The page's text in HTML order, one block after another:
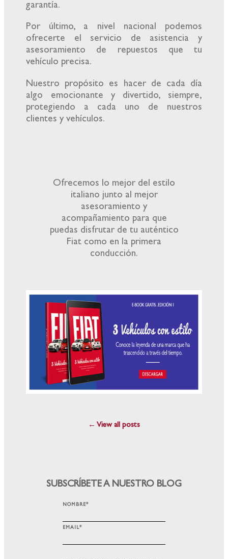
garantía.
Por último, a nivel nacional podemos
ofrecerte el servicio de asistencia y
asesoramiento de repuestos que tu
vehículo precisa.
Nuestro propósito es hacer de cada día
algo emocionante y divertido, siempre,
protegiendo a cada uno de nuestros
clientes y vehículos.
Ofrecemos lo mejor del estilo
italiano junto al mejor
asesoramiento y
acompañamiento para que
puedas disfrutar de tu auténtico
Fiat como en la primera
conducción.
← View all posts
SUBSCRÍBETE A NUESTRO BLOG
NOMBRE*
EMAIL*